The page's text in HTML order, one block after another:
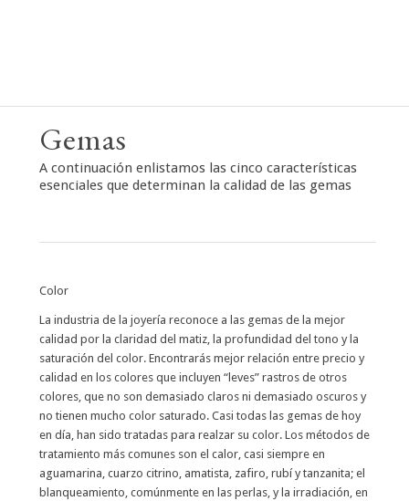
Gemas
A continuación enlistamos las cinco características
esenciales que determinan la calidad de las gemas
Color
La industria de la joyería reconoce a las gemas de la mejor
calidad por la claridad del matiz, la profundidad del tono y la
saturación del color. Encontrarás mejor relación entre precio y
calidad en los colores que incluyen “leves” rastros de otros
colores, que no son demasiado claros ni demasiado oscuros y
no tienen mucho color saturado. Casi todas las gemas de hoy
en día, han sido tratadas para realzar su color. Los métodos de
tratamiento más comunes son el calor, casi siempre en
aguamarina, cuarzo citrino, amatista, zafiro, rubí y tanzanita; el
blanqueamiento, comúnmente en las perlas, y la irradiación, en